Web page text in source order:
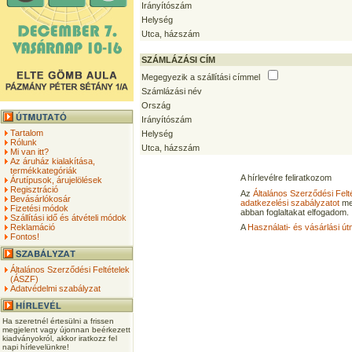
Tartalom
Rólunk
Mi van itt?
Az áruház kialakítása,
termékkategóriák
Árutípusok, árujelölések
Regisztráció
Bevásárlókosár
Fizetési módok
Szállítási idő és átvételi módok
Reklamáció
Fontos!
Általános Szerződési Feltételek
(ÁSZF)
Adatvédelmi szabályzat
Ha szeretnél értesülni a frissen
megjelent vagy újonnan beérkezett
kiadványokról, akkor iratkozz fel
napi hírlevelünkre!
Irányítószám
Helység
Utca, házszám
SZÁMLÁZÁSI CÍM
Megegyezik a szállítási címmel
Számlázási név
Ország
Irányítószám
Helység
Utca, házszám
A hírlevélre feliratkozom
Az Általános Szerződési
adatkezelési szabályzatot
abban foglaltakat elfogadom.
AHasználati- és vásárlási